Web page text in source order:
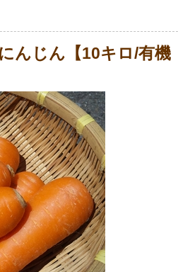
んじん【10キロ/有機